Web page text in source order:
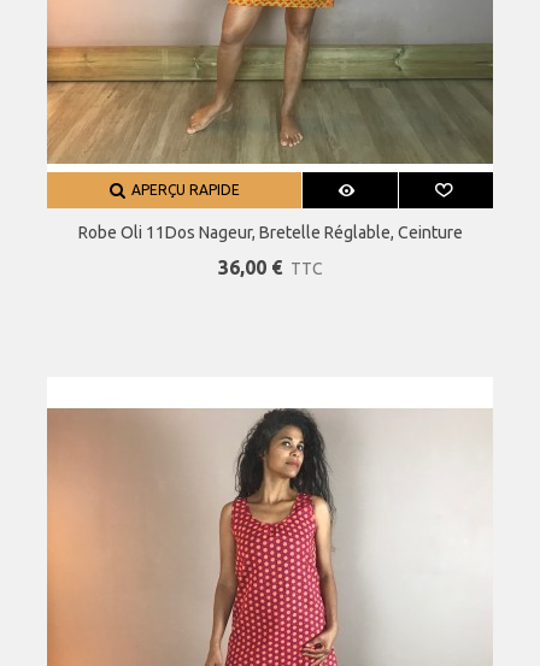
APERÇU RAPIDE
Robe Oli 11Dos Nageur, Bretelle Réglable, Ceinture
Intégrée.
36,00 € TTC